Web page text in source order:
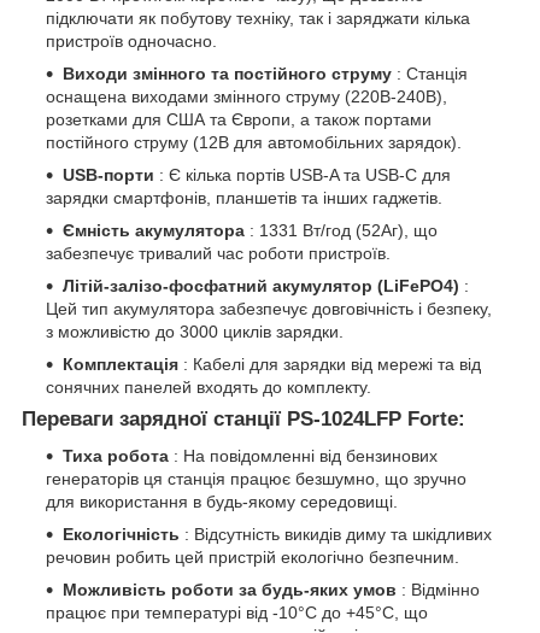
підключати як побутову техніку, так і заряджати кілька
пристроїв одночасно.
Виходи змінного та постійного струму : Станція
оснащена виходами змінного струму (220В-240В),
розетками для США та Європи, а також портами
постійного струму (12В для автомобільних зарядок).
USB-порти : Є кілька портів USB-A та USB-C для
зарядки смартфонів, планшетів та інших гаджетів.
Ємність акумулятора : 1331 Вт/год (52Аг), що
забезпечує тривалий час роботи пристроїв.
Літій-залізо-фосфатний акумулятор (LiFePO4) :
Цей тип акумулятора забезпечує довговічність і безпеку,
з можливістю до 3000 циклів зарядки.
Комплектація : Кабелі для зарядки від мережі та від
сонячних панелей входять до комплекту.
Переваги зарядної станції PS-1024LFP Forte:
Тиха робота : На повідомленні від бензинових
генераторів ця станція працює безшумно, що зручно
для використання в будь-якому середовищі.
Екологічність : Відсутність викидів диму та шкідливих
речовин робить цей пристрій екологічно безпечним.
Можливість роботи за будь-яких умов : Відмінно
працює при температурі від -10°C до +45°C, що